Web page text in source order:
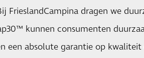
FrieslandCampina dragen we
kunnen consumenten
een absolute garantie op kwaliteit